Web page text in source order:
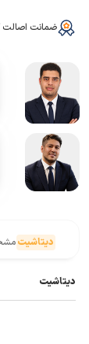
ضمانت اصالت
دیتاشیت
دیتاشیت